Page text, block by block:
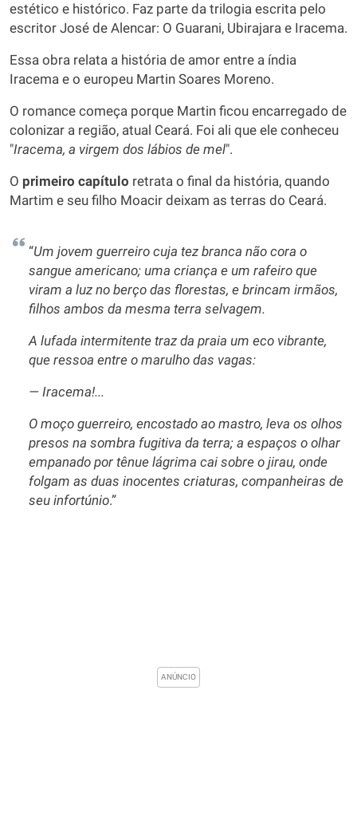
estético e histórico. Faz parte da trilogia escrita pelo
escritor José de Alencar: O Guarani, Ubirajara e Iracema.
Essa obra relata a história de amor entre a índia
Iracema e o europeu Martin Soares Moreno.
O romance começa porque Martin ficou encarregado de
colonizar a região, atual Ceará. Foi ali que ele conheceu
"Iracema, a virgem dos lábios de mel".
O primeiro capítulo retrata o final da história, quando
Martim e seu filho Moacir deixam as terras do Ceará.
“Um jovem guerreiro cuja tez branca não cora o
sangue americano; uma criança e um rafeiro que
viram a luz no berço das florestas, e brincam irmãos,
filhos ambos da mesma terra selvagem.
A lufada intermitente traz da praia um eco vibrante,
que ressoa entre o marulho das vagas:
— Iracema!...
O moço guerreiro, encostado ao mastro, leva os olhos
presos na sombra fugitiva da terra; a espaços o olhar
empanado por tênue lágrima cai sobre o jirau, onde
folgam as duas inocentes criaturas, companheiras de
seu infortúnio.”